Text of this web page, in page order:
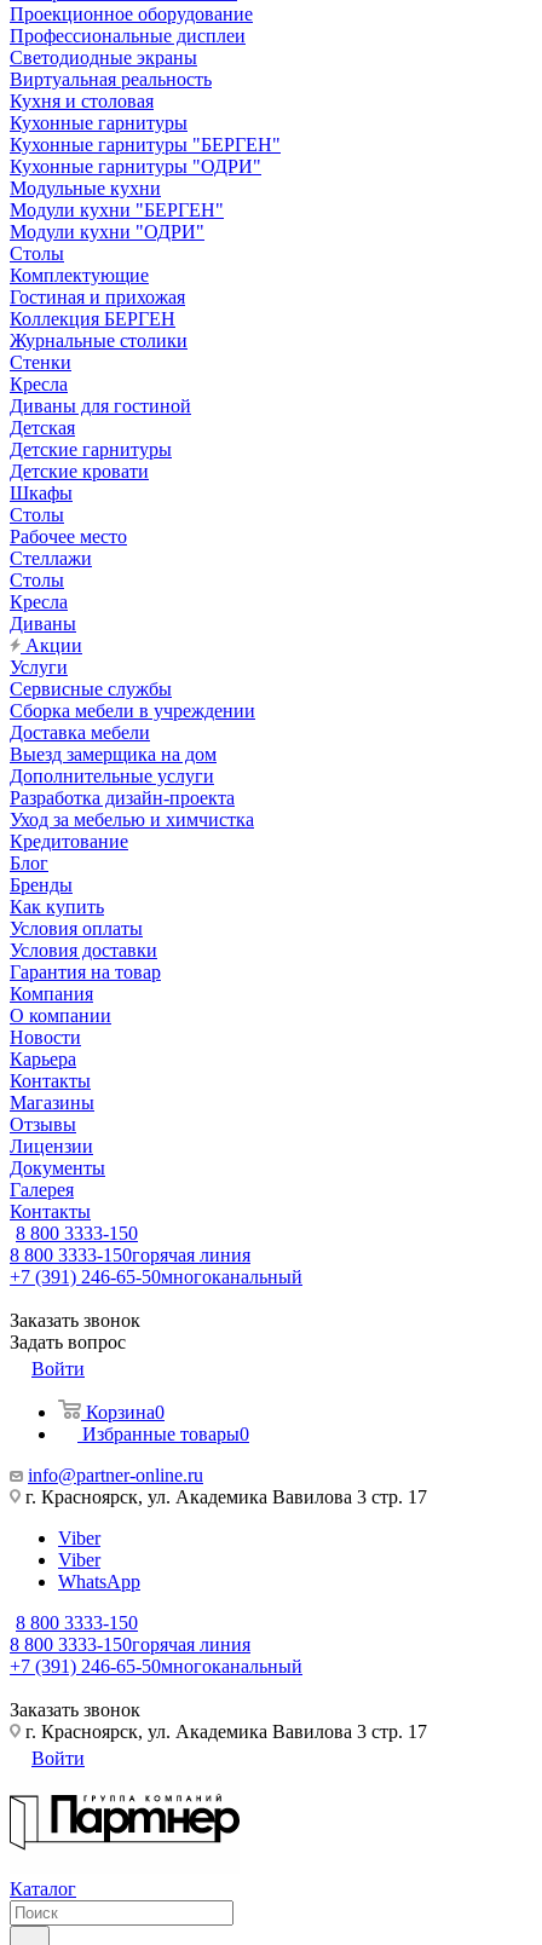
Проекционное оборудование
Профессиональные дисплеи
Светодиодные экраны
Виртуальная реальность
Кухня и столовая
Кухонные гарнитуры
Кухонные гарнитуры "БЕРГЕН"
Кухонные гарнитуры "ОДРИ"
Модульные кухни
Модули кухни "БЕРГЕН"
Модули кухни "ОДРИ"
Столы
Комплектующие
Гостиная и прихожая
Коллекция БЕРГЕН
Журнальные столики
Стенки
Кресла
Диваны для гостиной
Детская
Детские гарнитуры
Детские кровати
Шкафы
Столы
Рабочее место
Стеллажи
Столы
Кресла
Диваны
Акции
Услуги
Сервисные службы
Сборка мебели в учреждении
Доставка мебели
Выезд замерщика на дом
Дополнительные услуги
Разработка дизайн-проекта
Уход за мебелью и химчистка
Кредитование
Блог
Бренды
Как купить
Условия оплаты
Условия доставки
Гарантия на товар
Компания
О компании
Новости
Карьера
Контакты
Магазины
Отзывы
Лицензии
Документы
Галерея
Контакты
8 800 3333-150
8 800 3333-150горячая линия
+7 (391) 246-65-50многоканальный
Заказать звонок
Задать вопрос
Войти
Корзина0
Избранные товары0
info@partner-online.ru
г. Красноярск, ул. Академика Вавилова 3 стр. 17
Viber
Viber
WhatsApp
8 800 3333-150
8 800 3333-150горячая линия
+7 (391) 246-65-50многоканальный
Заказать звонок
г. Красноярск, ул. Академика Вавилова 3 стр. 17
Войти
Каталог